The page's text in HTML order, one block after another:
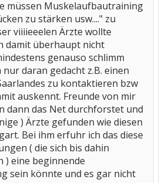
müssen Muskelaufbautraining
zu stärken usw...." zu
viiiieeelen Ärzte wollte
damit überhaupt nicht
genauso schlimm
daran gedacht z.B. einen
zu kontaktieren bzw
auskennt. Freunde von mir
dann das Net durchforstet und
) Ärzte gefunden wie diesen
Bei ihm erfuhr ich das diese
( die sich bis dahin
) eine beginnende
sein könnte und es gar nicht